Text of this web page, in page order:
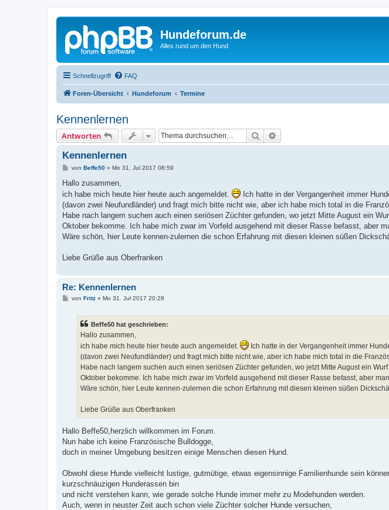
Hundeforum.de
Alles rund um den Hund
Schnellzugriff FAQ
Foren-Übersicht Hundeforum Termine
Kennenlernen
Antworten Suche
Kennenlernen
B
i
r
a
g
von Beffe50» Mo 31. Jul 2017 08:59
Hallo zusammen,
ich habe mich heute hier heute auch angemeldet.
Ich hatte in der Vergangenheit immer
(davon zwei Neufundländer) und fragt mich bitte nicht wie, aber ich habe mich total in die
Habe nach langem suchen auch einen seriösen Züchter gefunden, wo jetzt Mitte August ein
Oktober bekomme. Ich habe mich zwar im Vorfeld ausgehend mit dieser Rasse befasst, aber
Wäre schön, hier Leute kennen-zulernen die schon Erfahrung mit diesen kleinen süßen
Liebe Grüße aus Oberfranken
Re: Kennenlernen
Bvon Fritz» Mo 31. Jul 2017 20:28
Beffe50 hat geschrieben:
Hallo zusammen,
ich habe mich heute hier heute auch angemeldet.
Ich hatte in der Vergangenheit immer
(davon zwei Neufundländer) und fragt mich bitte nicht wie, aber ich habe mich total in die
Habe nach langem suchen auch einen seriösen Züchter gefunden, wo jetzt Mitte August ein
Oktober bekomme. Ich habe mich zwar im Vorfeld ausgehend mit dieser Rasse befasst, aber
Wäre schön, hier Leute kennen-zulernen die schon Erfahrung mit diesen kleinen süßen
Liebe Grüße aus Oberfranken
Hallo Beffe50,herzlich willkommen im Forum.
Nun habe ich keine Französische Bulldogge,
doch in meiner Umgebung besitzen einige Menschen diesen Hund.
Obwohl diese Hunde vielleicht lustige, gutmütige, etwas eigensinnige Familienhunde sein
kurzschnäuzigen Hunderassen bin
und nicht verstehen kann, wie gerade solche Hunde immer mehr zu Modehunden werden.
Auch, wenn in neuster Zeit auch schon viele Züchter solcher Hunde versuchen,